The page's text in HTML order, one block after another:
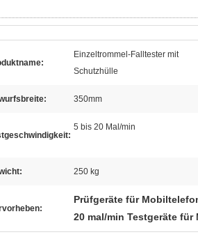
Einzeltrommel-Falltester mit
Schutzhülle
350mm
5 bis 20 Mal/min
250 kg
Prüfgeräte für
20 mal/min Testgeräte